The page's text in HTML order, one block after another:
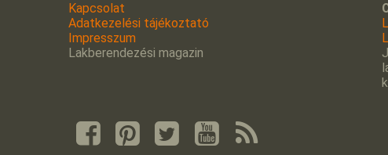
Kapcsolat
Adatkezelési tájékoztató
Impresszum
Lakberendezési magazin